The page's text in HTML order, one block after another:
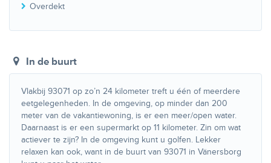
Overdekt
In de buurt
Vlakbij 93071 op zo’n 24 kilometer treft u één of meerdere
eetgelegenheden. In de omgeving, op minder dan 200
meter van de vakantiewoning, is er een meer/open water.
Daarnaast is er een supermarkt op 11 kilometer. Zin om wat
actiever te zijn? In de omgeving kunt u golfen. Lekker
relaxen kan ook, want in de buurt van 93071 in Vänersborg